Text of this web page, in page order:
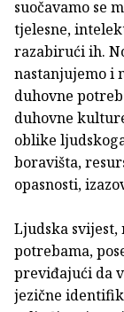
suočavamo se
tjelesne,
razabirući ih.
nastanjujemo i
duhovne
duhovne
oblike
boravišta,
opasnosti,
Ljudska
potrebama,
previđajući da
jezične